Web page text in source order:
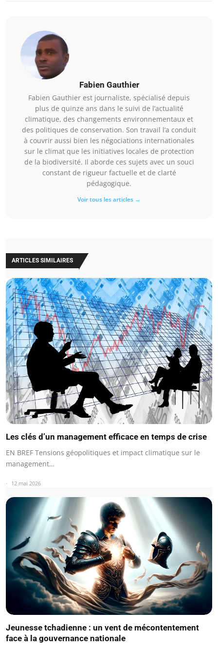
Fabien Gauthier
Fabien Gauthier est journaliste, spécialisé depuis
plus de quinze ans dans le suivi de l’actualité
climatique, des changements environnementaux et
des politiques de conservation. Son travail l’a conduit
à couvrir aussi bien les négociations internationales
sur le climat que les initiatives locales de protection
de la biodiversité. Il aborde ces sujets avec un souci
constant de rigueur factuelle et de clarté
pédagogique.
Voir tous les articles →
ARTICLES SIMILAIRES
Les clés d’un management efficace en temps de crise
EN BREF Tensions géopolitiques et impact climatique sur le
management…
12 mai 2026
Jeunesse tchadienne : un vent de mécontentement
face à la gouvernance nationale